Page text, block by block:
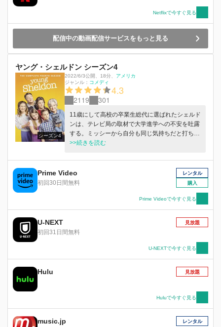
Netflixで今すぐ見る
配信中の動画配信サービスをもっと見る
ヤング・シェルドン シーズン4
シーズン4
2022/6/3公開 18分
アメリカ
ジャンル： コメディ
4.3
2119 301
11歳にして高校の卒業生総代に選ばれたシェルド
ンは、テレビ局の取材で大学進学への不安を吐露
する。ミッシーから自分も同じ気持ちだと打ち明
けられたシェルドンは、ミッシーに宛てて卒業生
もうと呼びかける。
>>続きを読む
Prime Video
初回30日間無料
レンタル
購入
Prime Videoで今すぐ見る
U-NEXT
初回31日間無料
見放題
U-NEXTで今すぐ見る
Hulu 見放題
Huluで今すぐ見る
music.jp レンタル